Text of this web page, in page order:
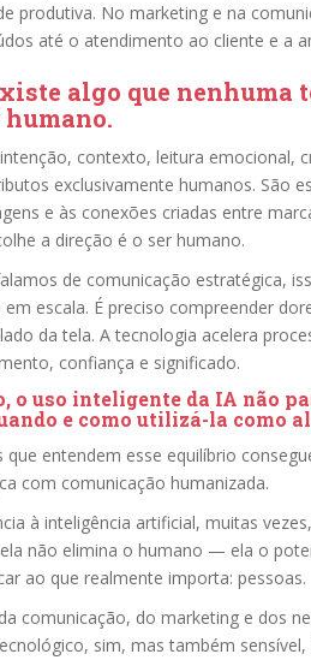
produtiva. No marketing e na
até o atendimento ao cliente e a
algo que nenhuma
.
contexto, leitura emocional,
exclusivamente humanos. São
e às conexões criadas entre
a direção é o ser humano.
de comunicação estratégica,
em escala. É preciso compreender
da tela. A tecnologia acelera
confiança e significado.
o uso inteligente da IA não
e como utilizá-la como
que entendem esse equilíbrio
com comunicação humanizada.
à inteligência artificial, muitas
não elimina o humano — ela o
ao que realmente importa: pessoas.
comunicação, do marketing e dos
sim, mas também